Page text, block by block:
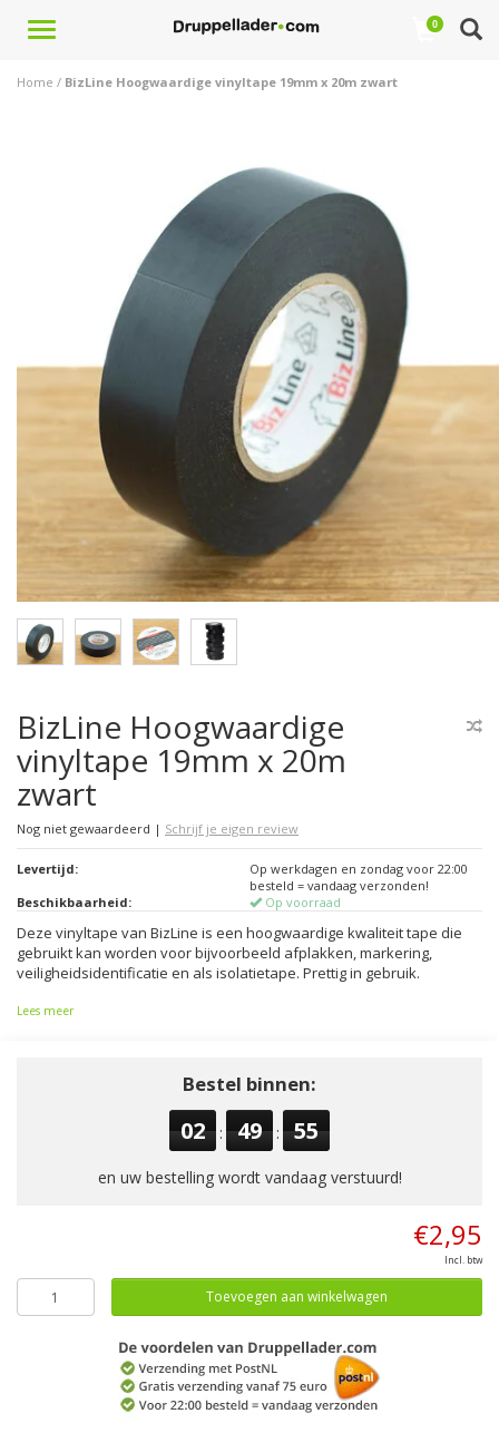
Toggle
0
Home / BizLine Hoogwaardige vinyltape 19mm x 20m zwart
BizLine Hoogwaardige
vinyltape 19mm x 20m
zwart
Nog niet gewaardeerd | Schrijf je eigen review
Levertijd:
Op werkdagen en zondag voor 22:00
besteld = vandaag verzonden!
Beschikbaarheid:
Op voorraad
Deze vinyltape van BizLine is een hoogwaardige kwaliteit tape die
gebruikt kan worden voor bijvoorbeeld afplakken, markering,
veiligheidsidentificatie en als isolatietape. Prettig in gebruik.
Lees meer
Bestel binnen:
02 : 49 : 55
en uw bestelling wordt vandaag verstuurd!
€2,95
Incl. btw
Toevoegen aan winkelwagen